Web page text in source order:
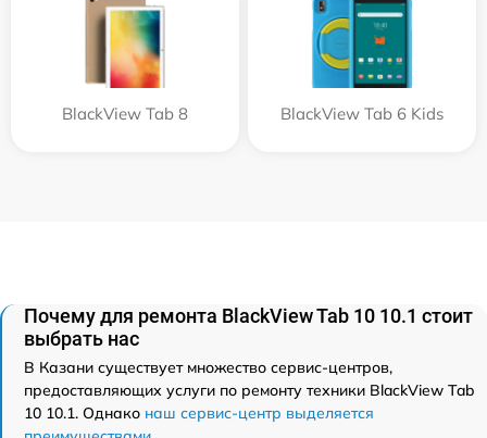
BlackView Tab 8 BlackView Tab 6 Kids
Почему для ремонта BlackView Tab 10 10.1 стоит
выбрать нас
В Казани существует множество сервис-центров,
предоставляющих услуги по ремонту техники BlackView Tab
10 10.1. Однако наш сервис-центр выделяется